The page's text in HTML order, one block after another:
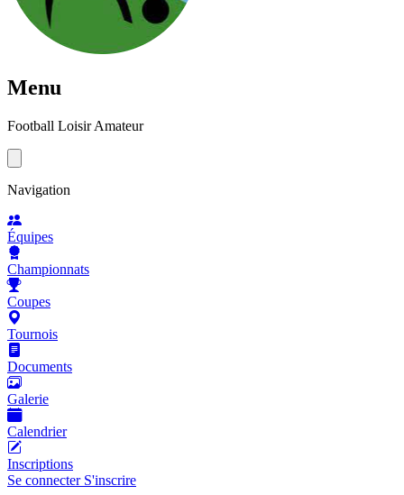
Menu
Football Loisir Amateur
Navigation
Équipes
Championnats
Coupes
Tournois
Documents
Galerie
Calendrier
Inscriptions
Se connecter S'inscrire